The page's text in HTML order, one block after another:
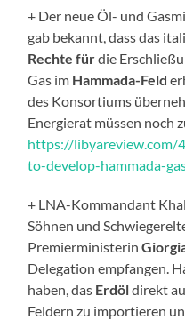
+ Der neue Öl- und
gab bekannt, dass das
Rechte fürdie
Gas im Hammada-Feld
des Konsortiums
Energierat müssen noch
https://
to-develop-hammada-
+ LNA-Kommandant
Söhnen und
Premierministerin
Delegation empfangen.
haben, das Erdöldirekt
Feldern zu importieren